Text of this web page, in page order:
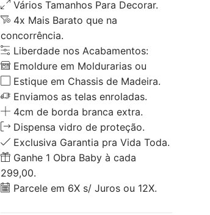
Vários Tamanhos Para Decorar.
4x Mais Barato que na
concorrência.
Liberdade nos Acabamentos:
Emoldure em Moldurarias ou
Estique em Chassis de Madeira.
Enviamos as telas enroladas.
4cm de borda branca extra.
Dispensa vidro de proteção.
Exclusiva Garantia pra Vida Toda.
Ganhe 1 Obra Baby à cada
299,00.
Parcele em 6X s/ Juros ou 12X.